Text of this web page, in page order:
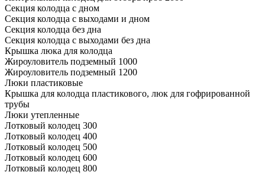
Секция колодца с дном
Секция колодца с выходами и дном
Секция колодца без дна
Секция колодца с выходами без дна
Крышка люка для колодца
Жироуловитель подземный 1000
Жироуловитель подземный 1200
Люки пластиковые
Крышка для колодца пластикового, люк для гофрированной
трубы
Люки утепленные
Лотковый колодец 300
Лотковый колодец 400
Лотковый колодец 500
Лотковый колодец 600
Лотковый колодец 800